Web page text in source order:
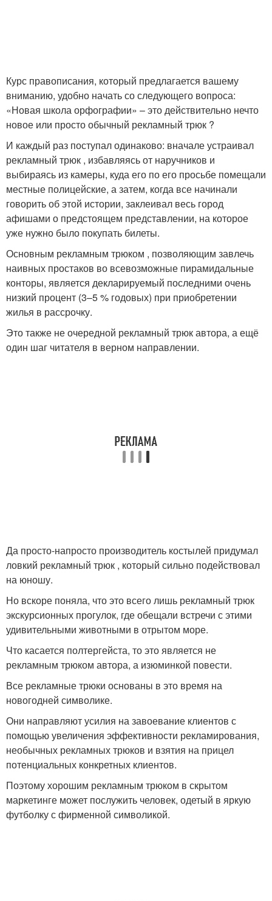
Курс правописания, который предлагается вашему
вниманию, удобно начать со следующего вопроса:
«Новая школа орфографии» – это действительно нечто
новое или просто обычный рекламный трюк ?
И каждый раз поступал одинаково: вначале устраивал
рекламный трюк , избавляясь от наручников и
выбираясь из камеры, куда его по его просьбе помещали
местные полицейские, а затем, когда все начинали
говорить об этой истории, заклеивал весь город
афишами о предстоящем представлении, на которое
уже нужно было покупать билеты.
Основным рекламным трюком , позволяющим завлечь
наивных простаков во всевозможные пирамидальные
конторы, является декларируемый последними очень
низкий процент (3–5 % годовых) при приобретении
жилья в рассрочку.
Это также не очередной рекламный трюк автора, а ещё
один шаг читателя в верном направлении.
Да просто-напросто производитель костылей придумал
ловкий рекламный трюк , который сильно подействовал
на юношу.
Но вскоре поняла, что это всего лишь рекламный трюк
экскурсионных прогулок, где обещали встречи с этими
удивительными животными в отрытом море.
Что касается полтергейста, то это является не
рекламным трюком автора, а изюминкой повести.
Все рекламные трюки основаны в это время на
новогодней символике.
Они направляют усилия на завоевание клиентов с
помощью увеличения эффективности рекламирования,
необычных рекламных трюков и взятия на прицел
потенциальных конкретных клиентов.
Поэтому хорошим рекламным трюком в скрытом
маркетинге может послужить человек, одетый в яркую
футболку с фирменной символикой.